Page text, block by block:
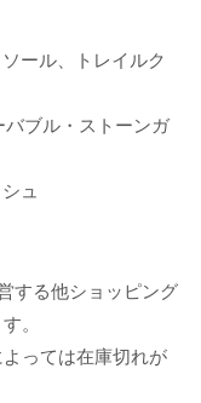
ール、トレイルク
ブル・ストーンガ
ュ
する他ショッピング
。
っては在庫切れが